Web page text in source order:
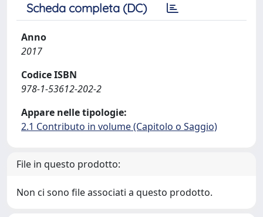
Scheda completa (DC)
Anno
2017
Codice ISBN
978-1-53612-202-2
Appare nelle tipologie:
2.1 Contributo in volume (Capitolo o Saggio)
File in questo prodotto:
Non ci sono file associati a questo prodotto.